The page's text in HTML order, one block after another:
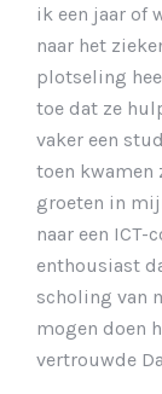
ik een jaar of
naar het
plotseling
toe dat ze
vaker een
toen kwamen
groeten in
naar een ICT-
enthousiast
scholing van
mogen doen
vertrouwde